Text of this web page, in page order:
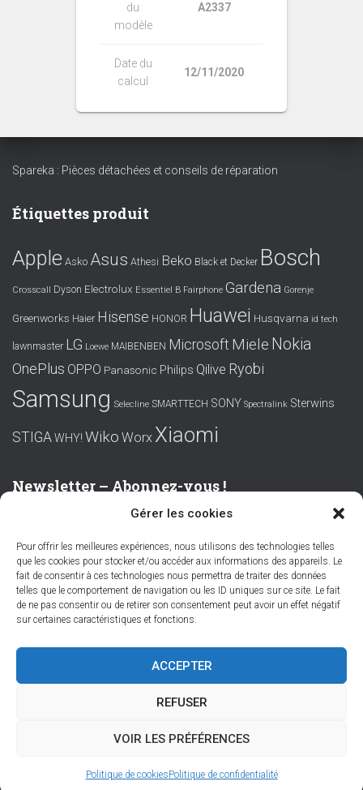
Gérer les cookies
Pour offrir les meilleures expériences, nous utilisons des technologies telles
que les cookies pour stocker et/ou accéder aux informations des appareils. Le
fait de consentir à ces technologies nous permettra de traiter des données
telles que le comportement de navigation ou les ID uniques sur ce site. Le fait
de ne pas consentir ou de retirer son consentement peut avoir un effet négatif
sur certaines caractéristiques et fonctions.
ACCEPTER
REFUSER
VOIR LES PRÉFÉRENCES
Politique de cookiesPolitique de confidentialité
du
modèle
A2337
Date du
calcul
12/11/2020
Spareka : Pièces détachées et conseils de réparation
Étiquettes produit
Apple Asko Asus Athesi Beko Black et Decker Bosch
Crosscall Dyson Electrolux Essentiel B Fairphone Gardena Gorenje
Greenworks Haier Hisense HONOR Huawei Husqvarna id tech
lawnmaster LG Loewe MAIBENBEN Microsoft Miele Nokia
OnePlus OPPO Panasonic Philips Qilive Ryobi
Samsung Selecline SMARTTECH SONY Spectralink Sterwins
STIGAWHY! Wiko Worx Xiaomi
Newsletter – Abonnez-vous !
Prénom ou nom complet
Email